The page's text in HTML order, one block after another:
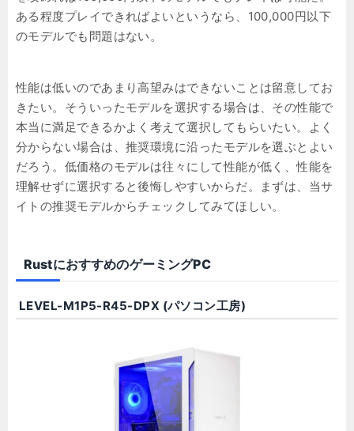
ある程度プレイできればよいというなら、100,000円以下
のモデルでも問題はない。
性能は低いのであまり高望みはできないことは留意してお
きたい。そういったモデルを選択する場合は、その性能で
本当に満足できるかよく考えて選択してもらいたい。よく
分からない場合は、推奨環境に沿ったモデルを選ぶとよい
だろう。低価格のモデルは往々にして性能が低く、性能を
理解せずに選択すると後悔しやすいからだ。まずは、当サ
イトの推奨モデルからチェックしてみてほしい。
RustにおすすめのゲーミングPC
LEVEL-M1P5-R45-DPX (パソコン工房)